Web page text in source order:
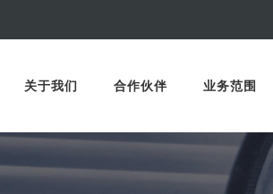
关于我们 合作伙伴 业务范围